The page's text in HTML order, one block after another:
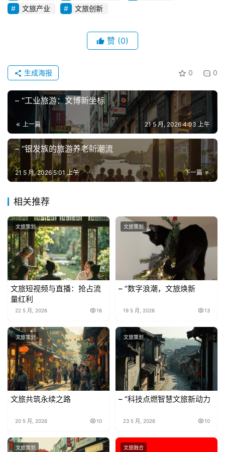
文旅产业
文旅创新
赞 (0)
0 0
生成海报
– “工业旅游：文博新坐标
上一篇 21 5 月, 2026 4:03 上午
– “银发族的旅游养老新潮流
下一篇
21 5 月, 2026 5:01 上午
相关推荐
文旅策划
文旅短视频与直播：抢占流
量红利
22 5 月, 2026 16
文旅策划
– “数字浪潮，文旅焕新
19 5 月, 2026 13
文旅策划
文旅共筑永续之路
20 5 月, 2026 10
文旅策划
– “科技点燃智慧文旅新动力
23 5 月, 2026 10
文旅策划 文旅融合